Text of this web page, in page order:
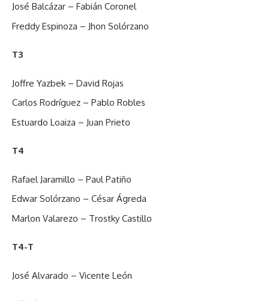
José Balcázar – Fabián Coronel
Freddy Espinoza – Jhon Solórzano
T3
Joffre Yazbek – David Rojas
Carlos Rodríguez – Pablo Robles
Estuardo Loaiza – Juan Prieto
T4
Rafael Jaramillo – Paul Patiño
Edwar Solórzano – César Ágreda
Marlon Valarezo – Trostky Castillo
T4-T
José Alvarado – Vicente León